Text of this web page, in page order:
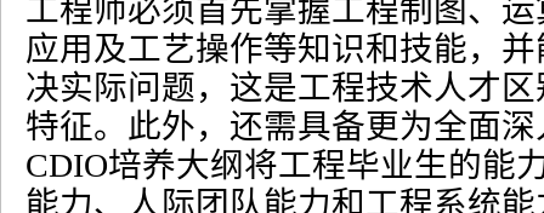
工程师必须首先掌握工程制图、
应用及工艺操作等知识和技能，
决实际问题，这是工程技术人才
特征。此外，还需具备更为全面
CDIO培养大纲将工程毕业生的能
能力、人际团队能力和工程系统